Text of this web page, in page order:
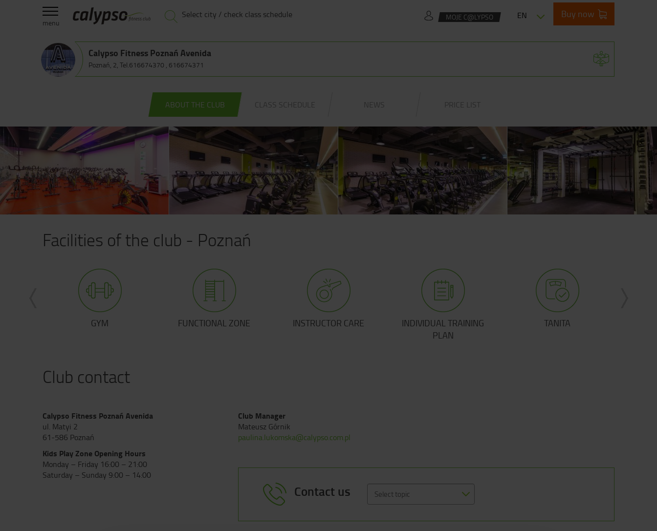
menu
Select city / check class schedule Buy now
EN
MOJE C@LYPSO
Calypso Fitness Poznań Avenida
Poznań, 2, Tel.616674370 , 616674371
ABOUT THE CLUB CLASS SCHEDULE NEWS PRICE LIST
Facilities of the club - Poznań
PERSONAL TRAINING FITNESS POWER BIKE CROSS TRAINING SHORT CLASS
Club contact
Calypso Fitness Poznań Avenida
ul. Matyi 2
61-586 Poznań
Kids Play Zone Opening Hours
Monday – Friday 16:00 – 21:00
Saturday – Sunday 9:00 – 14:00
Club Manager
Mateusz Górnik
paulina.lukomska@calypso.com.pl
Contact us Select topic